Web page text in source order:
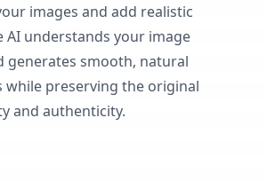
images and add realistic
AI understands your image
generates smooth, natural
while preserving the original
and authenticity.